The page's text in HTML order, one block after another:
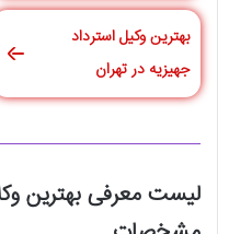
بهترین وکیل استرداد
لیست معرفی بهترین